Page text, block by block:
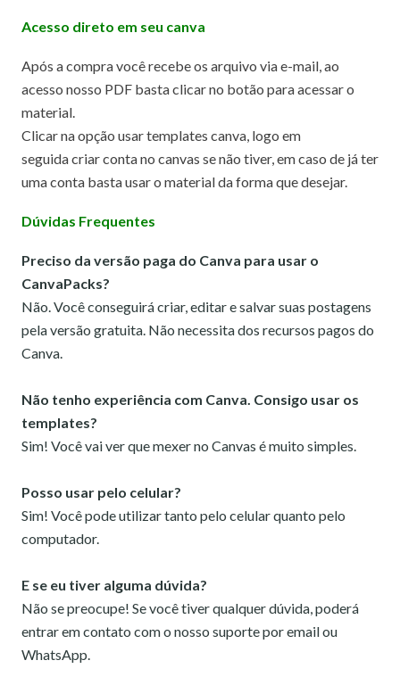
Acesso direto em seu canva
Após a compra você recebe os arquivo via e-mail, ao
acesso nosso PDF basta clicar no botão para acessar o
material.
Clicar na opção usar templates canva, logo em
seguida criar conta no canvas se não tiver, em caso de já ter
uma conta basta usar o material da forma que desejar.
Dúvidas Frequentes
Preciso da versão paga do Canva para usar o
CanvaPacks?
Não. Você conseguirá criar, editar e salvar suas postagens
pela versão gratuita. Não necessita dos recursos pagos do
Canva.
Não tenho experiência com Canva. Consigo usar os
templates?
Sim! Você vai ver que mexer no Canvas é muito simples.
Posso usar pelo celular?
Sim! Você pode utilizar tanto pelo celular quanto pelo
computador.
E se eu tiver alguma dúvida?
Não se preocupe! Se você tiver qualquer dúvida, poderá
entrar em contato com o nosso suporte por email ou
WhatsApp.